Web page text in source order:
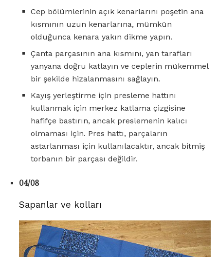
Cep bölümlerinin açık kenarlarını poşetin ana
kısmının uzun kenarlarına, mümkün
olduğunca kenara yakın dikme yapın.
Çanta parçasının ana kısmını, yan tarafları
yanyana doğru katlayın ve ceplerin mükemmel
bir şekilde hizalanmasını sağlayın.
Kayış yerleştirme için presleme hattını
kullanmak için merkez katlama çizgisine
hafifçe bastırın, ancak preslemenin kalıcı
olmaması için. Pres hattı, parçaların
astarlanması için kullanılacaktır, ancak bitmiş
torbanın bir parçası değildir.
04/08
Sapanlar ve kolları